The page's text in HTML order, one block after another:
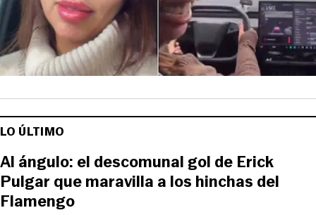
LO ÚLTIMO
Al ángulo: el descomunal gol de Erick
Pulgar que maravilla a los hinchas del
Flamengo